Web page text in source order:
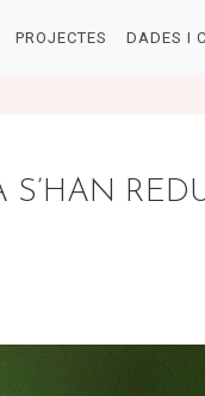
PROJECTES DADES I